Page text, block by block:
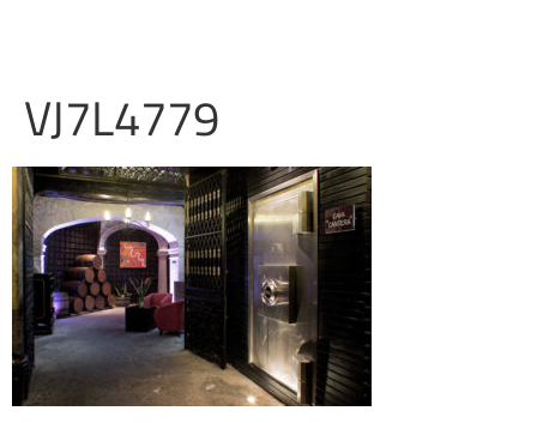
VJ7L4779